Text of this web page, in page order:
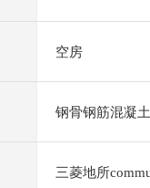
空房
钢骨钢筋混凝
三菱地所